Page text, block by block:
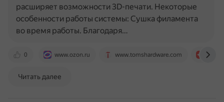
0 www.ozon.ru www.tomshardware.com
расширяет возможности 3D-печати. Некоторые
особенности работы системы: Сушка филамента
во время работы. Благодаря…
Читать далее